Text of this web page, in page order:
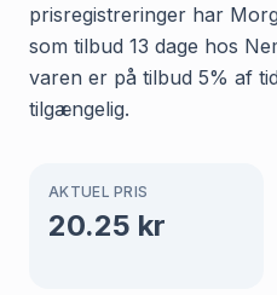
prisregistreringer har
som tilbud 13 dage hos
varen er på tilbud 5% af
tilgængelig.
AKTUEL PRIS
20.25 kr